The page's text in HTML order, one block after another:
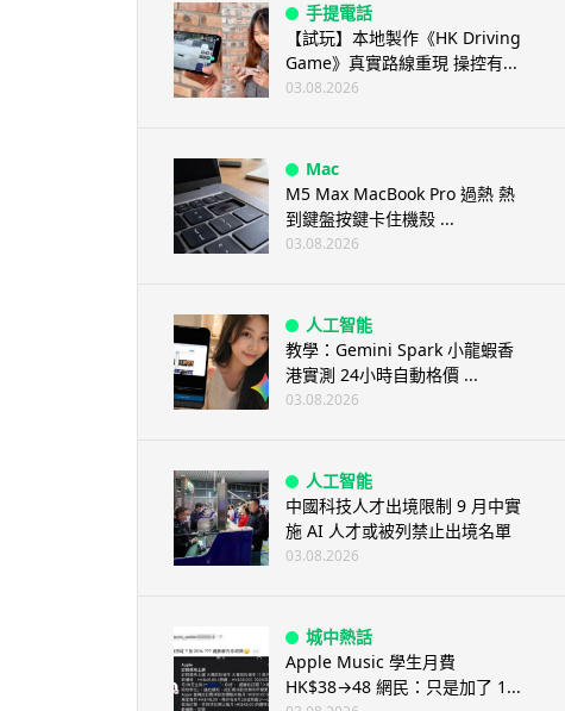
手提電話
【試玩】本地製作《HK Driving
Game》真實路線重現 操控有...
03.08.2026
Mac
M5 Max MacBook Pro 過熱 熱
到鍵盤按鍵卡住機殼 ...
03.08.2026
人工智能
教學：Gemini Spark 小龍蝦香
港實測 24小時自動格價 ...
03.08.2026
人工智能
中國科技人才出境限制 9 月中實
施 AI 人才或被列禁止出境名單
03.08.2026
城中熱話
Apple Music 學生月費
HK$38→48 網民：只是加了 1...